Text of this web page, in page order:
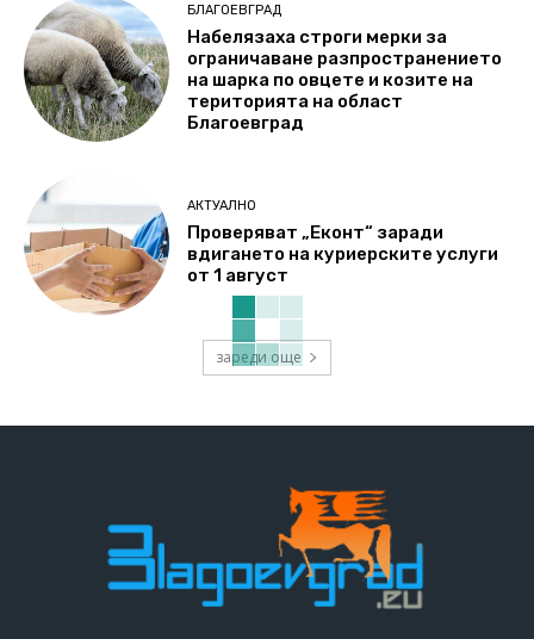
БЛАГОЕВГРАД
Набелязаха строги мерки за
ограничаване разпространението
на шарка по овцете и козите на
територията на област
Благоевград
АКТУАЛНО
Проверяват „Еконт“ заради
вдигането на куриерските услуги
от 1 август
зареди още